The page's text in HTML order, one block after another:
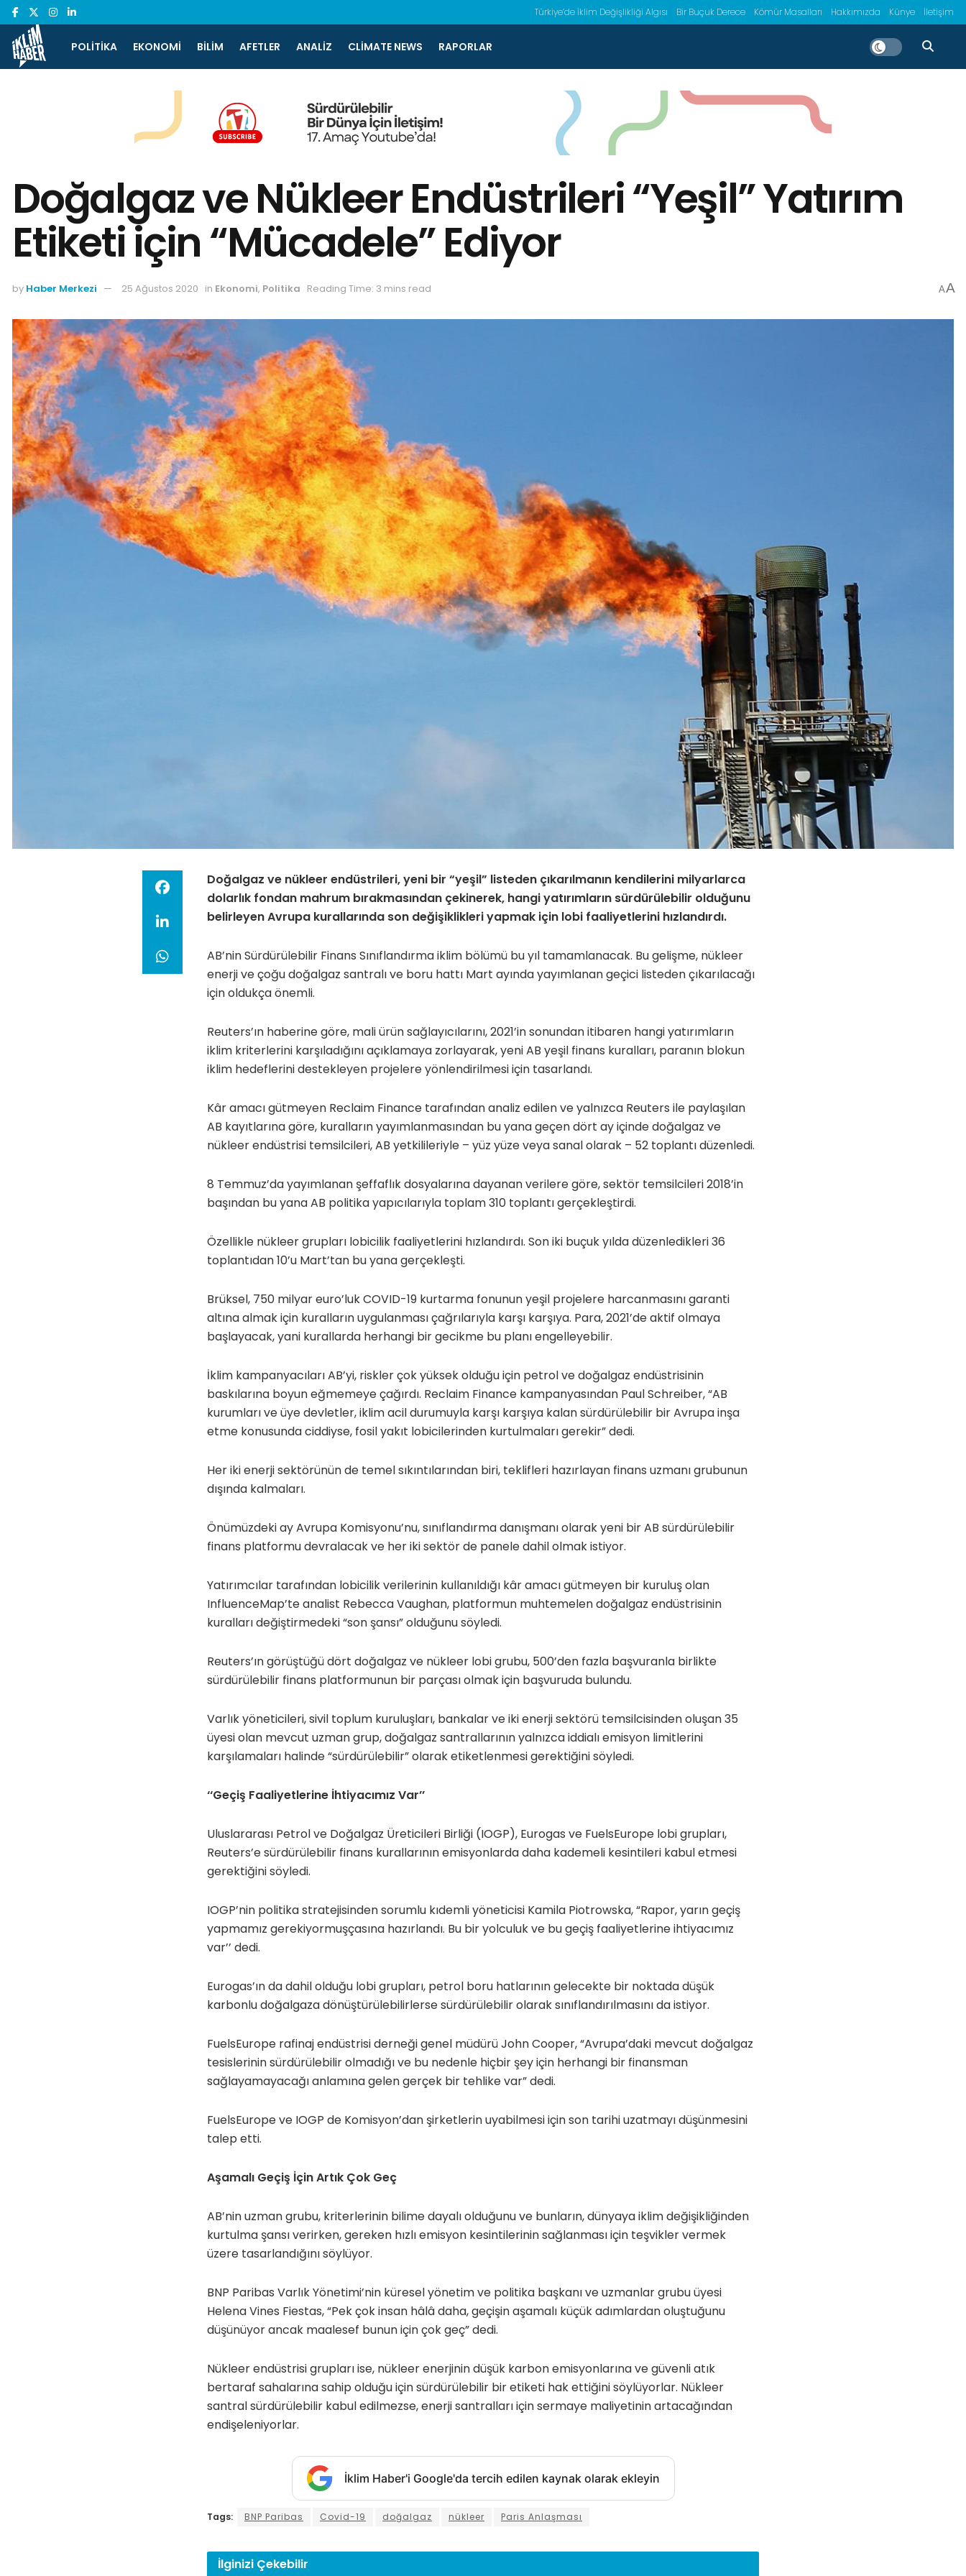
Türkiye’de İklim Değişlikliği Algısı Bir Buçuk Derece Kömür Masalları Hakkımızda Künye İletişim
POLITIKA EKONOMI BILIM AFETLER ANALIZ CLIMATE NEWS RAPORLAR
Doğalgaz ve Nükleer Endüstrileri “Yeşil” Yatırım
Etiketi için “Mücadele” Ediyor
by Haber Merkezi 25 Ağustos 2020 in Ekonomi, Politika Reading Time: 3 mins read AA
Doğalgaz ve nükleer endüstrileri, yeni bir “yeşil” listeden çıkarılmanın kendilerini milyarlarca
dolarlık fondan mahrum bırakmasından çekinerek, hangi yatırımların sürdürülebilir olduğunu
belirleyen Avrupa kurallarında son değişiklikleri yapmak için lobi faaliyetlerini hızlandırdı.
AB’nin Sürdürülebilir Finans Sınıflandırma iklim bölümü bu yıl tamamlanacak. Bu gelişme, nükleer
enerji ve çoğu doğalgaz santralı ve boru hattı Mart ayında yayımlanan geçici listeden çıkarılacağı
için oldukça önemli.
Reuters’ın haberine göre, mali ürün sağlayıcılarını, 2021’in sonundan itibaren hangi yatırımların
iklim kriterlerini karşıladığını açıklamaya zorlayarak, yeni AB yeşil finans kuralları, paranın blokun
iklim hedeflerini destekleyen projelere yönlendirilmesi için tasarlandı.
Kâr amacı gütmeyen Reclaim Finance tarafından analiz edilen ve yalnızca Reuters ile paylaşılan
AB kayıtlarına göre, kuralların yayımlanmasından bu yana geçen dört ay içinde doğalgaz ve
nükleer endüstrisi temsilcileri, AB yetkilileriyle – yüz yüze veya sanal olarak – 52 toplantı düzenledi.
8 Temmuz’da yayımlanan şeffaflık dosyalarına dayanan verilere göre, sektör temsilcileri 2018’in
başından bu yana AB politika yapıcılarıyla toplam 310 toplantı gerçekleştirdi.
Özellikle nükleer grupları lobicilik faaliyetlerini hızlandırdı. Son iki buçuk yılda düzenledikleri 36
toplantıdan 10’u Mart’tan bu yana gerçekleşti.
Brüksel, 750 milyar euro’luk COVID-19 kurtarma fonunun yeşil projelere harcanmasını garanti
altına almak için kuralların uygulanması çağrılarıyla karşı karşıya. Para, 2021’de aktif olmaya
başlayacak, yani kurallarda herhangi bir gecikme bu planı engelleyebilir.
İklim kampanyacıları AB’yi, riskler çok yüksek olduğu için petrol ve doğalgaz endüstrisinin
baskılarına boyun eğmemeye çağırdı. Reclaim Finance kampanyasından Paul Schreiber, “AB
kurumları ve üye devletler, iklim acil durumuyla karşı karşıya kalan sürdürülebilir bir Avrupa inşa
etme konusunda ciddiyse, fosil yakıt lobicilerinden kurtulmaları gerekir” dedi.
Her iki enerji sektörünün de temel sıkıntılarından biri, teklifleri hazırlayan finans uzmanı grubunun
dışında kalmaları.
Önümüzdeki ay Avrupa Komisyonu’nu, sınıflandırma danışmanı olarak yeni bir AB sürdürülebilir
finans platformu devralacak ve her iki sektör de panele dahil olmak istiyor.
Yatırımcılar tarafından lobicilik verilerinin kullanıldığı kâr amacı gütmeyen bir kuruluş olan
InfluenceMap’te analist Rebecca Vaughan, platformun muhtemelen doğalgaz endüstrisinin
kuralları değiştirmedeki “son şansı” olduğunu söyledi.
Reuters’ın görüştüğü dört doğalgaz ve nükleer lobi grubu, 500’den fazla başvuranla birlikte
sürdürülebilir finans platformunun bir parçası olmak için başvuruda bulundu.
Varlık yöneticileri, sivil toplum kuruluşları, bankalar ve iki enerji sektörü temsilcisinden oluşan 35
üyesi olan mevcut uzman grup, doğalgaz santrallarının yalnızca iddialı emisyon limitlerini
karşılamaları halinde “sürdürülebilir” olarak etiketlenmesi gerektiğini söyledi.
‘‘Geçiş Faaliyetlerine İhtiyacımız Var’’
Uluslararası Petrol ve Doğalgaz Üreticileri Birliği (IOGP), Eurogas ve FuelsEurope lobi grupları,
Reuters’e sürdürülebilir finans kurallarının emisyonlarda daha kademeli kesintileri kabul etmesi
gerektiğini söyledi.
IOGP’nin politika stratejisinden sorumlu kıdemli yöneticisi Kamila Piotrowska, “Rapor, yarın geçiş
yapmamız gerekiyormuşçasına hazırlandı. Bu bir yolculuk ve bu geçiş faaliyetlerine ihtiyacımız
var’’ dedi.
Eurogas’ın da dahil olduğu lobi grupları, petrol boru hatlarının gelecekte bir noktada düşük
karbonlu doğalgaza dönüştürülebilirlerse sürdürülebilir olarak sınıflandırılmasını da istiyor.
FuelsEurope rafinaj endüstrisi derneği genel müdürü John Cooper, “Avrupa’daki mevcut doğalgaz
tesislerinin sürdürülebilir olmadığı ve bu nedenle hiçbir şey için herhangi bir finansman
sağlayamayacağı anlamına gelen gerçek bir tehlike var” dedi.
FuelsEurope ve IOGP de Komisyon’dan şirketlerin uyabilmesi için son tarihi uzatmayı düşünmesini
talep etti.
Aşamalı Geçiş İçin Artık Çok Geç
AB’nin uzman grubu, kriterlerinin bilime dayalı olduğunu ve bunların, dünyaya iklim değişikliğinden
kurtulma şansı verirken, gereken hızlı emisyon kesintilerinin sağlanması için teşvikler vermek
üzere tasarlandığını söylüyor.
BNP Paribas Varlık Yönetimi’nin küresel yönetim ve politika başkanı ve uzmanlar grubu üyesi
Helena Vines Fiestas, “Pek çok insan hâlâ daha, geçişin aşamalı küçük adımlardan oluştuğunu
düşünüyor ancak maalesef bunun için çok geç” dedi.
Nükleer endüstrisi grupları ise, nükleer enerjinin düşük karbon emisyonlarına ve güvenli atık
bertaraf sahalarına sahip olduğu için sürdürülebilir bir etiketi hak ettiğini söylüyorlar. Nükleer
santral sürdürülebilir kabul edilmezse, enerji santralları için sermaye maliyetinin artacağından
endişeleniyorlar.
İklim Haber'i Google'da tercih edilen kaynak olarak ekleyin
Tags: BNP Paribas Covid-19 doğalgaz nükleer Paris Anlaşması
İlginizi Çekebilir